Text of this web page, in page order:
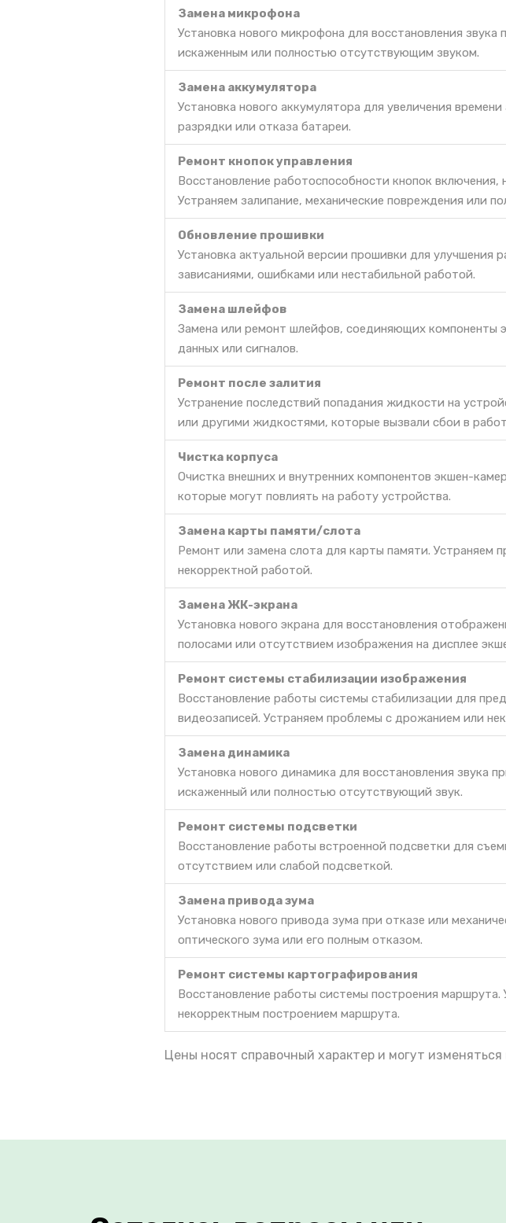
Замена микрофона
Установка нового микрофона для восстановления
искаженным или полностью отсутствующим звуком.
Замена аккумулятора
Установка нового аккумулятора для увеличения
разрядки или отказа батареи.
Ремонт кнопок управления
Восстановление работоспособности кнопок включения,
Устраняем залипание, механические повреждения или
Обновление прошивки
Установка актуальной версии прошивки для улучшения
зависаниями, ошибками или нестабильной работой.
Замена шлейфов
Замена или ремонт шлейфов, соединяющих компоненты
данных или сигналов.
Ремонт после залития
Устранение последствий попадания жидкости на
или другими жидкостями, которые вызвали сбои в
Чистка корпуса
Очистка внешних и внутренних компонентов экшен-
которые могут повлиять на работу устройства.
Замена карты памяти/слота
Ремонт или замена слота для карты памяти. Устраняем
некорректной работой.
Замена ЖК-экрана
Установка нового экрана для восстановления
полосами или отсутствием изображения на дисплее
Ремонт системы стабилизации изображения
Восстановление работы системы стабилизации для
видеозаписей. Устраняем проблемы с дрожанием или
Замена динамика
Установка нового динамика для восстановления звука
искаженный или полностью отсутствующий звук.
Ремонт системы подсветки
Восстановление работы встроенной подсветки для
отсутствием или слабой подсветкой.
Замена привода зума
Установка нового привода зума при отказе или
оптического зума или его полным отказом.
Ремонт системы картографирования
Восстановление работы системы построения
некорректным построением маршрута.
Цены носят справочный характер и могут